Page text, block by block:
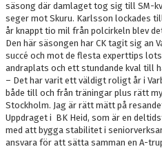
säsong där damlaget tog sig till SM-
seger mot Skuru. Karlsson lockades
år knappt tio mil från polcirkeln blev
Den här säsongen har CK tagit sig an
succé och mot de flesta experttips
andraplats och ett stundande kval till
– Det har varit ett väldigt roligt år i
både till och från träningar plus rätt
Stockholm. Jag är rätt mätt på
Uppdraget i BK Heid, som är en
med att bygga stabilitet i
ansvara för att sätta samman en A-